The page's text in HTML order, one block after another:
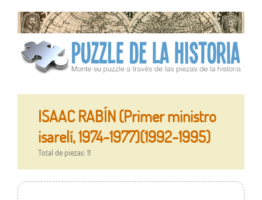
ISAAC RABÍN (Primer ministro
isarelí, 1974-1977)(1992-1995)
Total de piezas: 11